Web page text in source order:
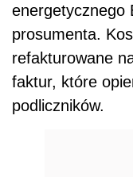
energetycznego
prosumenta.
refakturowane
faktur, które
podliczników.